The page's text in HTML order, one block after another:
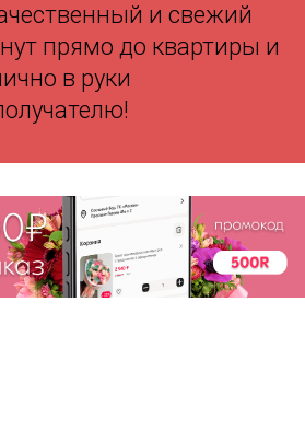
и свежий
прямо до квартиры и
в руки